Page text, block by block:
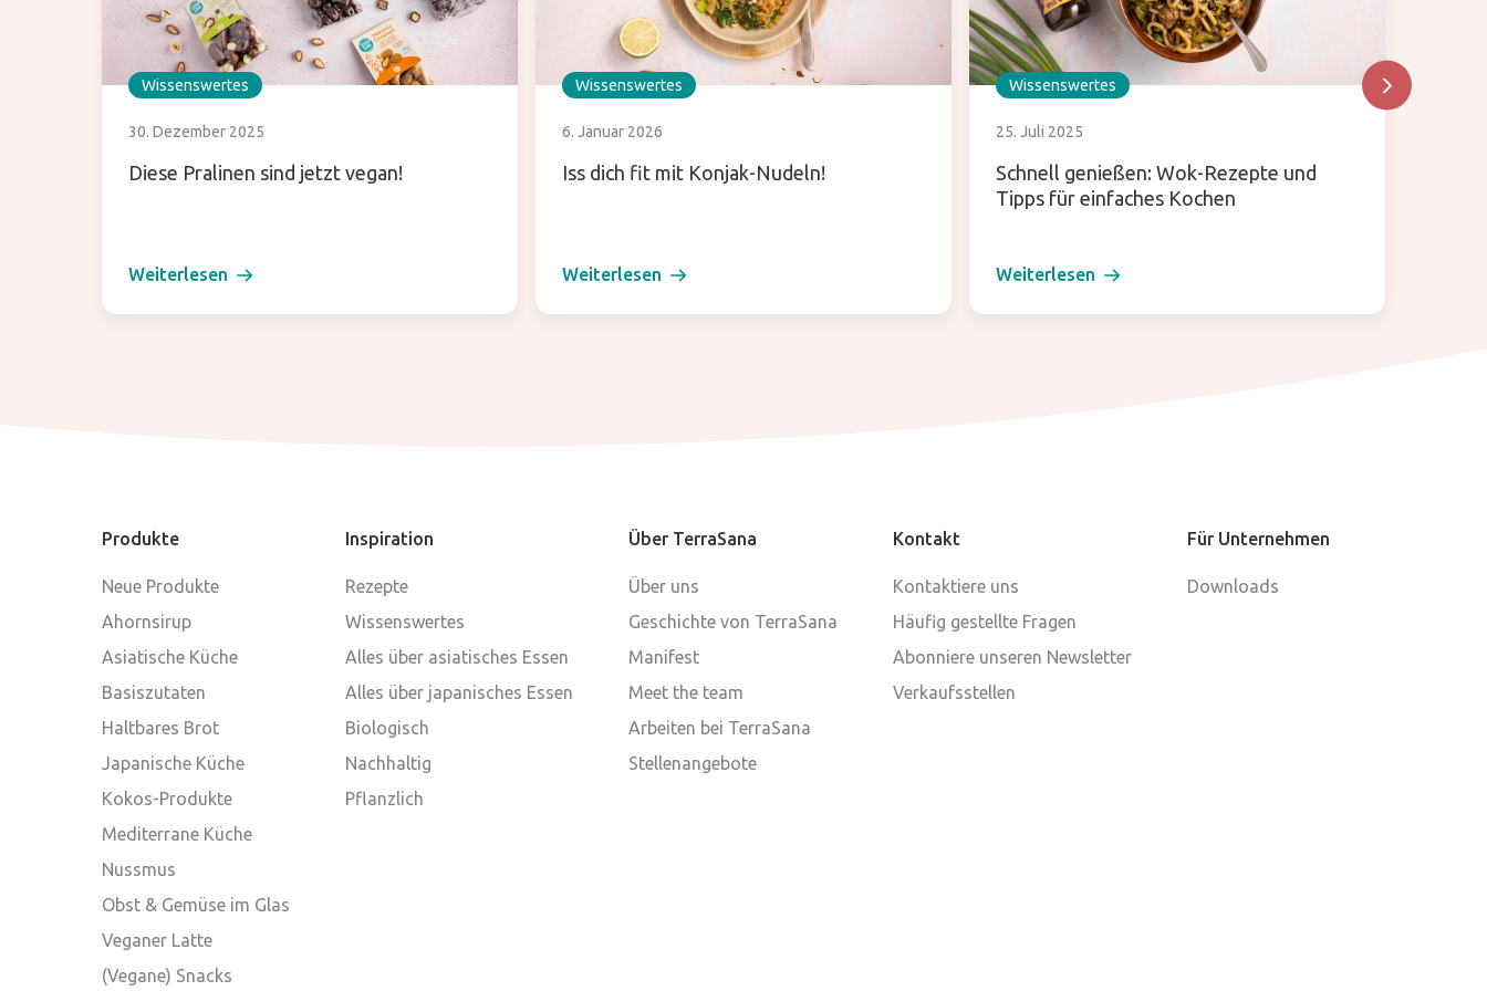
Wissenswertes
30. Dezember 2025
Diese Pralinen sind jetzt vegan!
Weiterlesen
Wissenswertes
6. Januar 2026
Iss dich fit mit Konjak-Nudeln!
Weiterlesen
Wissenswertes
25. Juli 2025
Schnell genießen: Wok-Rezepte und
Tipps für einfaches Kochen
Weiterlesen
Produkte
Neue Produkte
Ahornsirup
Asiatische Küche
Basiszutaten
Haltbares Brot
Japanische Küche
Kokos-Produkte
Mediterrane Küche
Nussmus
Obst & Gemüse im Glas
Veganer Latte
(Vegane) Snacks
Inspiration
Rezepte
Wissenswertes
Alles über asiatisches Essen
Alles über japanisches Essen
Biologisch
Nachhaltig
Pflanzlich
Über TerraSana
Über uns
Geschichte von TerraSana
Manifest
Meet the team
Arbeiten bei TerraSana
Stellenangebote
Kontakt
Kontaktiere uns
Häufig gestellte Fragen
Abonniere unseren Newsletter
Verkaufsstellen
Für Unternehmen
Downloads